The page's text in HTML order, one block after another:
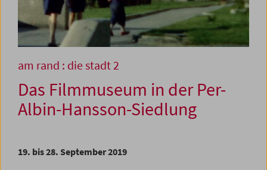
am rand : die stadt 2
Das Filmmuseum in der Per-
Albin-Hansson-Siedlung
19. bis 28. September 2019